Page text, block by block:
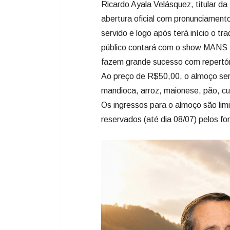
mandioca, arroz, maionese, pão,
Os ingressos para o almoço são
reservados (até dia 08/07) pelos